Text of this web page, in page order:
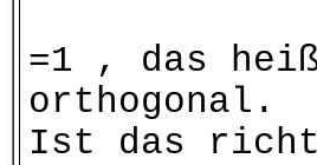
=1 , das
orthogonal.
Ist das